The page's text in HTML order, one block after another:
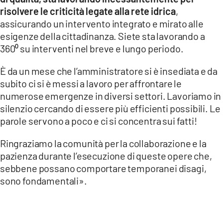
risolvere le criticità legate alla rete idrica,
assicurando un intervento integrato e mirato alle
esigenze della cittadinanza. Siete sta lavorando a
360⁰ su interventi nel breve e lungo periodo.
È da un mese che l’amministratore si è insediata e da
subito ci si è messi a lavoro per affrontare le
numerose emergenze in diversi settori. Lavoriamo in
silenzio cercando di essere più efficienti possibili. Le
parole servono a poco e ci si concentra sui fatti!
Ringraziamo la comunità per la collaborazione e la
pazienza durante l’esecuzione di queste opere che,
sebbene possano comportare temporanei disagi,
sono fondamentali».